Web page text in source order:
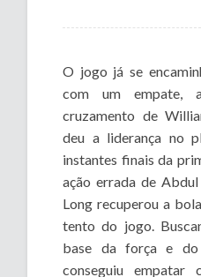
O jogo já se
com um empate,
cruzamento de
deu a liderança no
instantes finais da
ação errada de Abdul
Long recuperou a
tento do jogo.
base da força e do
conseguiu empatar